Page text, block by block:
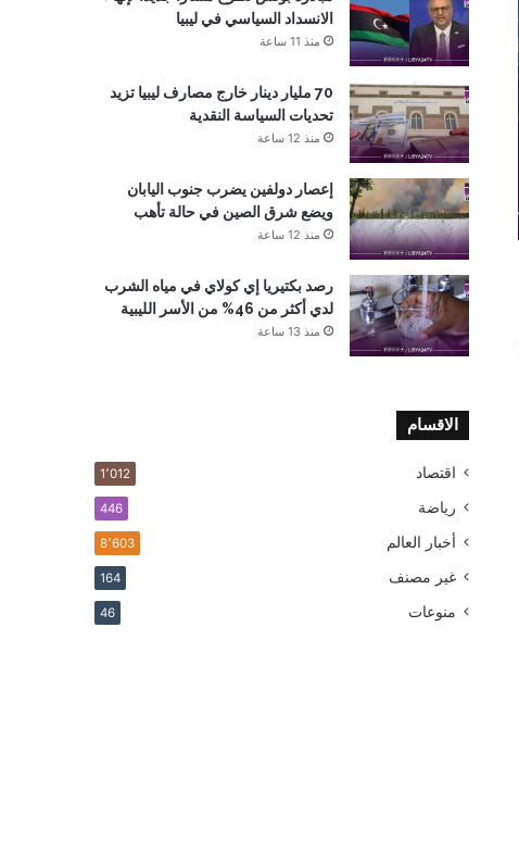
الانسداد السياسي في ليبيا
منذ 11 ساعة
70 مليار دينار خارج مصارف ليبيا تزيد
تحديات السياسة النقدية
منذ 12 ساعة
إعصار دولفين يضرب جنوب اليابان
ويضع شرق الصين في حالة تأهب
منذ 12 ساعة
رصد بكتيريا إي كولاي في مياه الشرب
لدي أكثر من 46% من الأسر الليبية
منذ 13 ساعة
الاقسام
اقتصاد 1٬012
رياضة 446
أخبار العالم 8٬603
غير مصنف 164
منوعات 46